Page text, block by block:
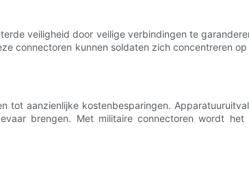
veiligheid door veilige verbindingen te
connectoren kunnen soldaten zich concentreren
tot aanzienlijke kostenbesparingen.
brengen. Met militaire connectoren wordt